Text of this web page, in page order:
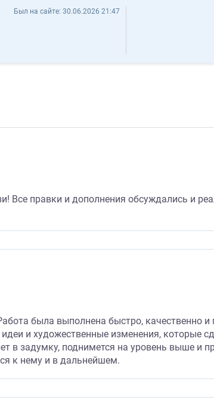
- Отзывы
Был на сайте: 30.06.2026 21:47
Все правки и дополнения обсуждались и
была выполнена быстро, качественно и
и художественные изменения, которые
в задумку, поднимется на уровень выше и
к нему и в дальнейшем.